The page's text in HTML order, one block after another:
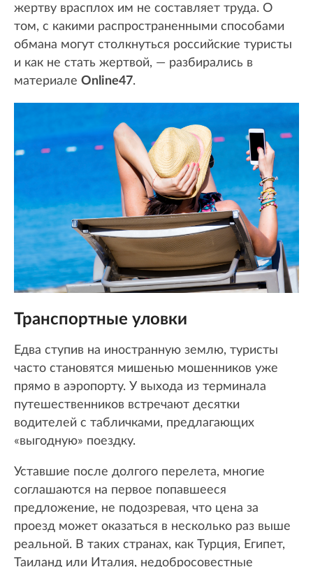
жертву врасплох им не составляет труда. О
том, с какими распространенными способами
обмана могут столкнуться российские туристы
и как не стать жертвой, — разбирались в
материале Online47.
Транспортные уловки
Едва ступив на иностранную землю, туристы
часто становятся мишенью мошенников уже
прямо в аэропорту. У выхода из терминала
путешественников встречают десятки
водителей с табличками, предлагающих
«выгодную» поездку.
Уставшие после долгого перелета, многие
соглашаются на первое попавшееся
предложение, не подозревая, что цена за
проезд может оказаться в несколько раз выше
реальной. В таких странах, как Турция, Египет,
Таиланд или Италия, недобросовестные